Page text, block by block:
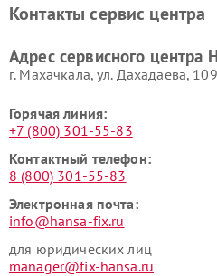
Контакты сервис центра
Адрес сервисного центра
г. Махачкала, ул. Дахадаева, 109
Горячая линия:
+7 (800) 301-55-83
Контактный телефон:
8 (800) 301-55-83
Электронная почта:
info@hansa-fix.ru
для юридических лиц
manager@fix-hansa.ru